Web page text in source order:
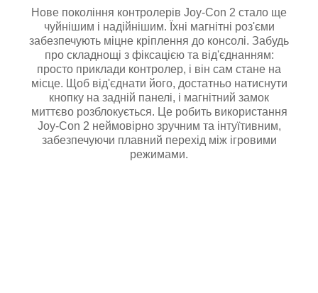
Нове покоління контролерів Joy-Con 2 стало ще
чуйнішим і надійнішим. Їхні магнітні роз'єми
забезпечують міцне кріплення до консолі. Забудь
про складнощі з фіксацією та від'єднанням:
просто приклади контролер, і він сам стане на
місце. Щоб від'єднати його, достатньо натиснути
кнопку на задній панелі, і магнітний замок
миттєво розблокується. Це робить використання
Joy-Con 2 неймовірно зручним та інтуїтивним,
забезпечуючи плавний перехід між ігровими
режимами.